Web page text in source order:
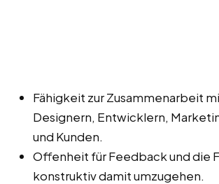
Fähigkeit zur Zusammenarbeit
Designern, Entwicklern,
und Kunden.
Offenheit für Feedback und die
konstruktiv damit umzugehen.